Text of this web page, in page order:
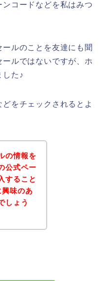
コードなどを私はみつ
ルのことを友達にも聞
ルではないですが、ホ
した♪
をチェックされるとよ
の情報を
公式ペー
すること
味のあ
しょう